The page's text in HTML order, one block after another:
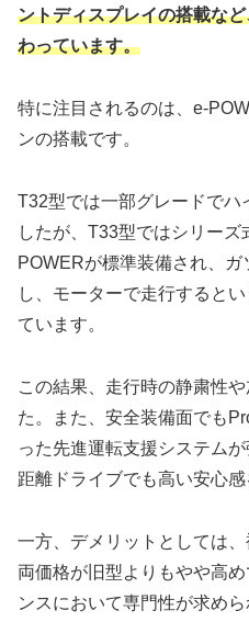
ントディスプレイの搭載な
わっています。
特に注目されるのは、e-
ンの搭載です。
T32型では一部グレードでハ
したが、T33型ではシリー
POWERが標準装備され、
し、モーターで走行すると
ています。
この結果、走行時の静粛性
た。また、安全装備面でも
った先進運転支援システム
距離ドライブでも高い安心感
一方、デメリットとしては
両価格が旧型よりもやや高
ンスにおいて専門性が求め